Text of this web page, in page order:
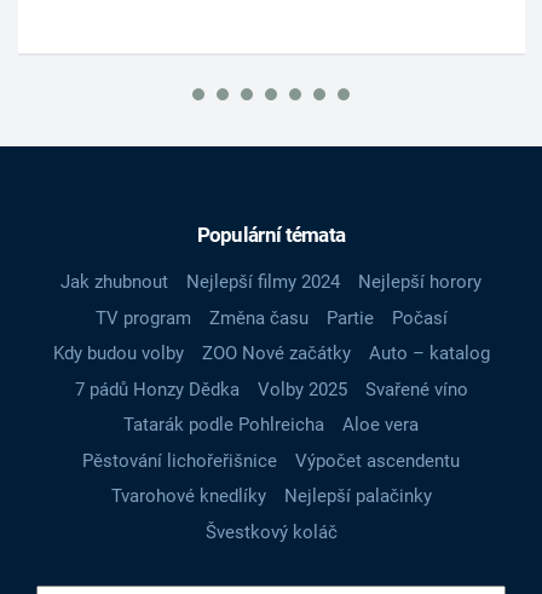
Populární témata
Jak zhubnout Nejlepší filmy 2024
Nejlepší horory
TV program
Změna času Partie
Počasí
Kdy budou volby
ZOO Nové začátky
Auto – katalog
7 pádů Honzy Dědka
Volby 2025
Svařené víno
Tatarák podle Pohlreicha
Aloe vera
Pěstování lichořeřišnice
Výpočet ascendentu
Tvarohové knedlíky
Nejlepší palačinky
Švestkový koláč